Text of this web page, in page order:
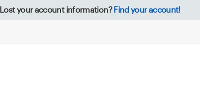
Lost your account information? Find your account!